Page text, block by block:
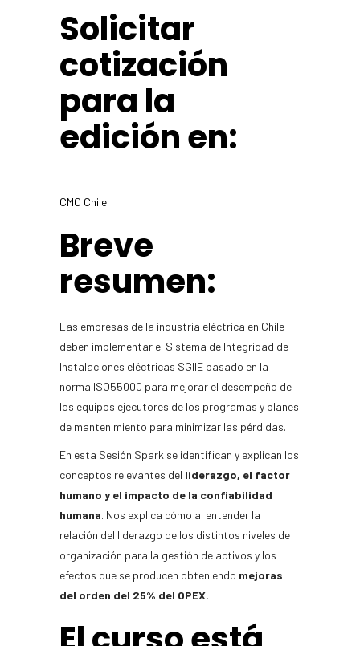
Solicitar
cotización
para la
edición en:
CMC Chile
Breve
resumen:
Las empresas de la industria eléctrica en Chile
deben implementar el Sistema de Integridad de
Instalaciones eléctricas SGIIE basado en la
norma ISO55000 para mejorar el desempeño de
los equipos ejecutores de los programas y planes
de mantenimiento para minimizar las pérdidas.
En esta Sesión Spark se identifican y explican los
conceptos relevantes del liderazgo, el factor
humano y el impacto de la confiabilidad
humana. Nos explica cómo al entender la
relación del liderazgo de los distintos niveles de
organización para la gestión de activos y los
efectos que se producen obteniendo mejoras
del orden del 25% del OPEX.